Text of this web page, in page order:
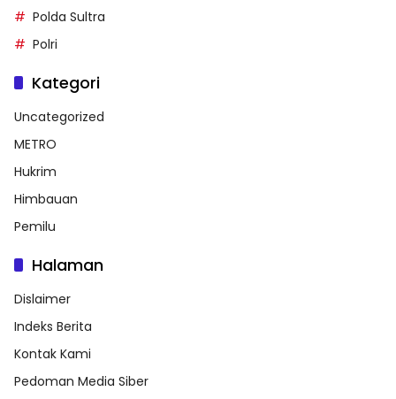
Polda Sultra
Polri
Kategori
Uncategorized
METRO
Hukrim
Himbauan
Pemilu
Halaman
Dislaimer
Indeks Berita
Kontak Kami
Pedoman Media Siber